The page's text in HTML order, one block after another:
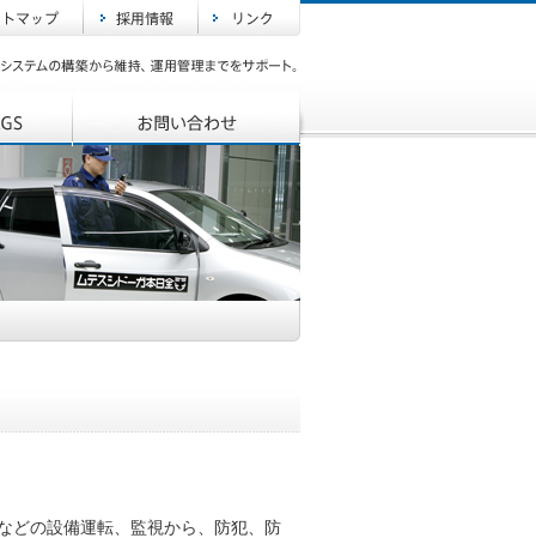
どの設備運転、監視から、防犯、防